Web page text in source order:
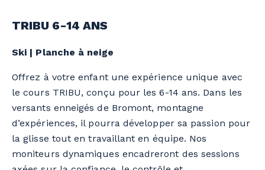
TRIBU 6-14 ANS
Ski | Planche à neige
Offrez à votre enfant une expérience unique avec
le cours TRIBU, conçu pour les 6-14 ans. Dans les
versants enneigés de Bromont, montagne
d’expériences, il pourra développer sa passion pour
la glisse tout en travaillant en équipe. Nos
moniteurs dynamiques encadreront des sessions